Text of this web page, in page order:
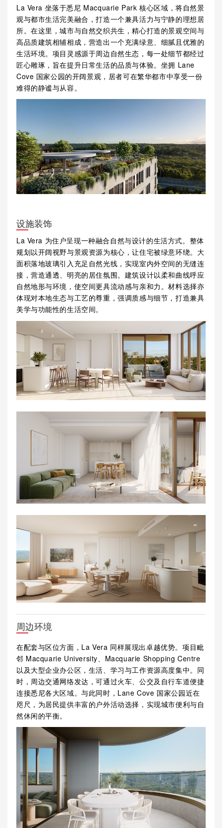
La Vera 坐落于悉尼 Macquarie Park 核心区域，将自然景
观与都市生活完美融合，打造一个兼具活力与宁静的理想居
所。在这里，城市与自然交织共生，精心打造的景观空间与
高品质建筑相辅相成，营造出一个充满绿意、细腻且优雅的
生活环境。项目灵感源于周边自然生态，每一处细节都经过
匠心雕琢，旨在提升日常生活的品质与体验。坐拥 Lane
Cove 国家公园的开阔景观，居者可在繁华都市中享受一份
难得的静谧与从容。
设施装饰
La Vera 为住户呈现一种融合自然与设计的生活方式。整体
规划以开阔视野与景观资源为核心，让住宅被绿意环绕。大
面积落地玻璃引入充足自然光线，实现室内外空间的无缝连
接，营造通透、明亮的居住氛围。建筑设计以柔和曲线呼应
自然地形与环境，使空间更具流动感与亲和力。材料选择亦
体现对本地生态与工艺的尊重，强调质感与细节，打造兼具
美学与功能性的生活空间。
周边环境
在配套与区位方面，La Vera 同样展现出卓越优势。项目毗
邻 Macquarie University、Macquarie Shopping Centre
以及大型企业办公区，生活、学习与工作资源高度集中。同
时，周边交通网络发达，可通过火车、公交及自行车道便捷
连接悉尼各大区域。与此同时，Lane Cove 国家公园近在
咫尺，为居民提供丰富的户外活动选择，实现城市便利与自
然休闲的平衡。